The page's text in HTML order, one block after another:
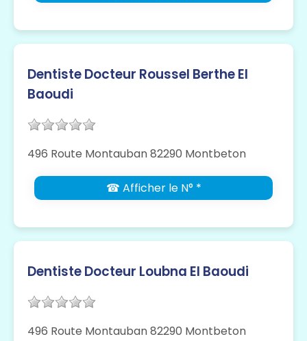
Dentiste Docteur Roussel Berthe El
Baoudi
496 Route Montauban 82290 Montbeton
☎ Afficher le N° *
Dentiste Docteur Loubna El Baoudi
496 Route Montauban 82290 Montbeton